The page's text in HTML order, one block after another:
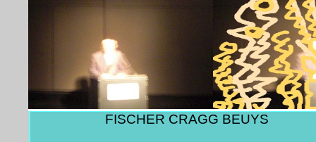
FISCHER CRAGG BEUYS